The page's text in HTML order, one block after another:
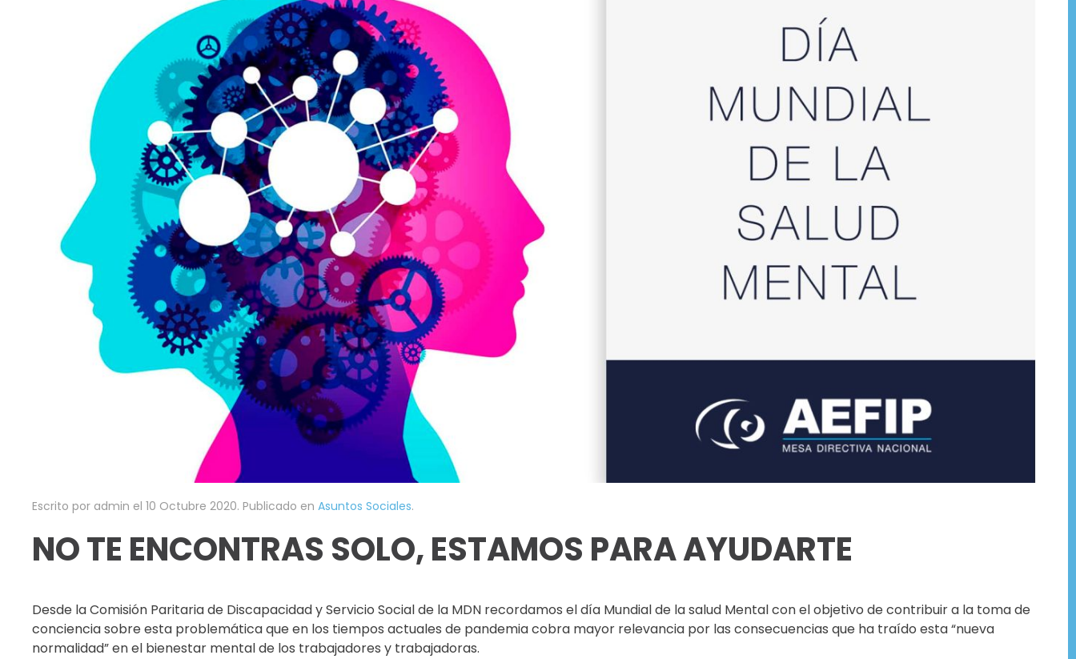
Escrito por admin el 10 Octubre 2020. Publicado en Asuntos Sociales.
NO TE ENCONTRAS SOLO, ESTAMOS PARA AYUDARTE
Desde la Comisión Paritaria de Discapacidad y Servicio Social de la MDN recordamos el día Mundial de la salud Mental con el objetivo de contribuir a la toma de
conciencia sobre esta problemática que en los tiempos actuales de pandemia cobra mayor relevancia por las consecuencias que ha traído esta “nueva
normalidad” en el bienestar mental de los trabajadores y trabajadoras.